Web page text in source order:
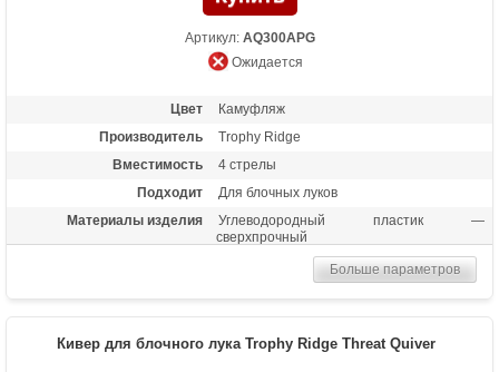
Артикул: AQ300APG
Ожидается
Цвет
Камуфляж
Производитель
Trophy Ridge
Вместимость
4 стрелы
Подходит
Для блочных луков
Материалы изделия
Углеводородный пластик —
сверхпрочный
Удобный чехол для транспортировки
Больше параметров
Кивер для блочного лука Trophy Ridge Threat Quiver